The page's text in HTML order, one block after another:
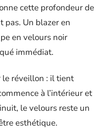
cette profondeur de
pas. Un blazer en
en velours noir
immédiat.
le réveillon : il tient
à l’intérieur et
le velours reste un
esthétique.